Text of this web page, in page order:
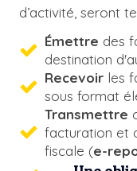
d’activité, seront
Émettre des
destination
Recevoir les
sous format
Transmettre
facturation et
fiscale (e-